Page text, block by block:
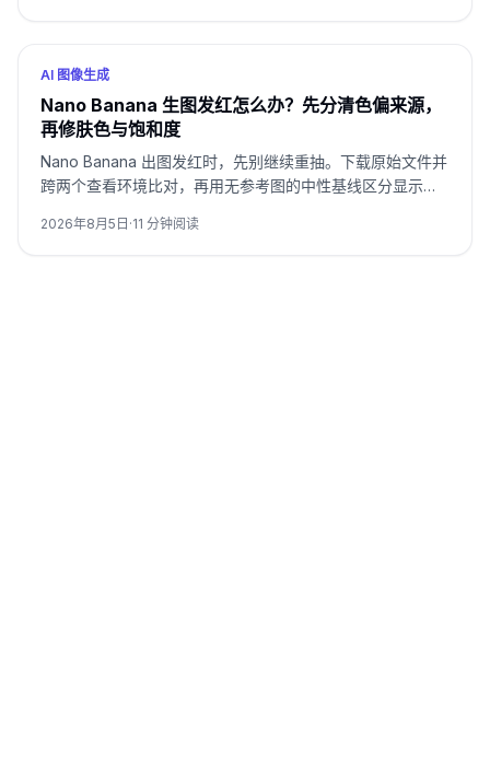
AI 图像生成
Nano Banana 生图发红怎么办？先分清色偏来源，
再修肤色与饱和度
Nano Banana 出图发红时，先别继续重抽。下载原始文件并
跨两个查看环境比对，再用无参考图的中性基线区分显示问
2026年8月5日 ·11 分钟阅读